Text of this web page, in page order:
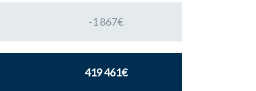
-1 867€
419 461€